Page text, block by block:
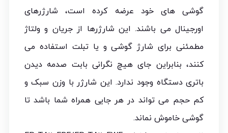
گوشی های خود عرضه کرده است، شارژرهای
اورجینال می باشند. این شارژرها از جریان و ولتاژ
مطمئنی برای شارژ گوشی و یا تبلت استفاده می
کنند، بنابراین جای هیچ نگرانی بابت صدمه دیدن
باتری دستگاه وجود ندارد. این شارژر با وزن سبک و
کم حجم می تواند در هر جایی همراه شما باشد تا
گوشی خاموش نماند.